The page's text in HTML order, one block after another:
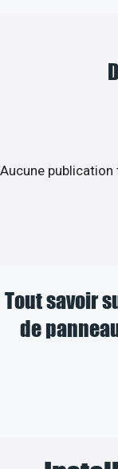
Aucune publication
Tout savoir
de